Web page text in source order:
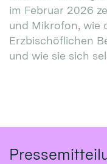
im Februar 2026
und Mikrofon, wie
Erzbischöflichen
und wie sie sich